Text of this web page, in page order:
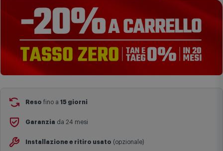
Reso fino a 15 giorni
Garanzia da 24 mesi
Installazione e ritiro usato (opzionale)